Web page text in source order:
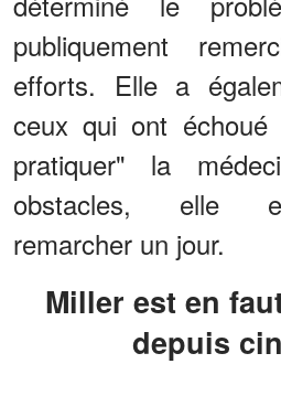
publiquement
efforts. Elle a
ceux qui ont échoué
pratiquer" la
obstacles, elle
remarcher un jour.
Miller est en fauteuil roulant
depuis